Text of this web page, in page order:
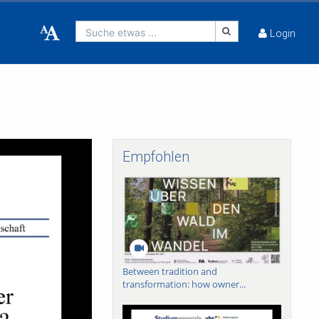
Suche etwas ... Login
Empfohlen
Between tradition and
transformation: how owner...